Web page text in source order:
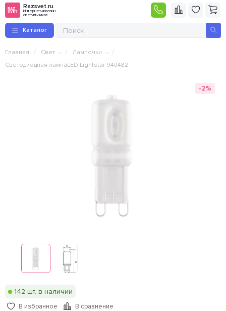
Razsvet.ru
Интернет-магазин
светильников
Каталог
Главная / Свет / Лампочки /
Светодиодная лампаLED Lightstar 940482
-2%
142 шт. в наличии
В избранное В сравнение